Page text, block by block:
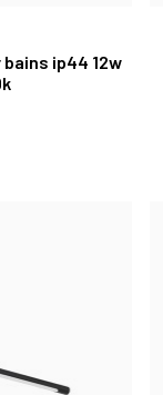
ip44 12w